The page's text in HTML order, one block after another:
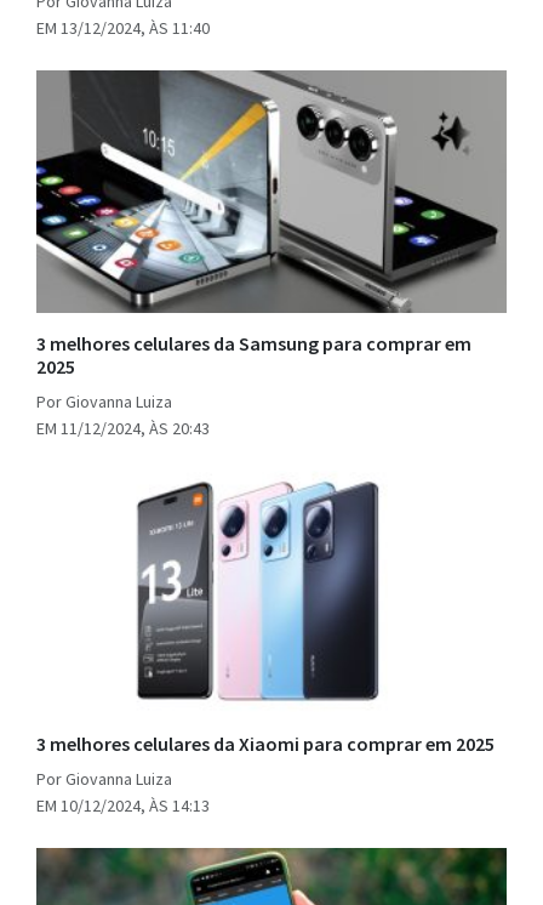
EM 13/12/2024, ÀS 11:40
3 melhores celulares da Samsung para comprar em
2025
Por Giovanna Luiza
EM 11/12/2024, ÀS 20:43
3 melhores celulares da Xiaomi para comprar em 2025
Por Giovanna Luiza
EM 10/12/2024, ÀS 14:13